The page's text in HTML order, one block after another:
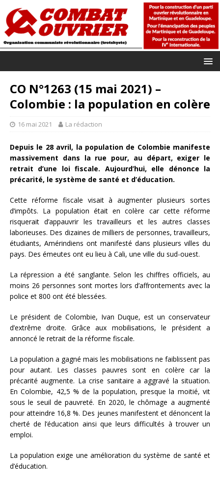
CO N°1263 (15 mai 2021) –
Colombie : la population en colère
16 mai 2021 La rédaction
Depuis le 28 avril, la population de Colombie manifeste
massivement dans la rue pour, au départ, exiger le
retrait d’une loi fiscale. Aujourd’hui, elle dénonce la
précarité, le système de santé et d’éducation.
Cette réforme fiscale visait à augmenter plusieurs sortes
d’impôts. La population était en colère car cette réforme
risquerait d’appauvrir les travailleurs et les autres classes
laborieuses. Des dizaines de milliers de personnes, travailleurs,
étudiants, Amérindiens ont manifesté dans plusieurs villes du
pays. Des émeutes ont eu lieu à Cali, une ville du sud-ouest.
La répression a été sanglante. Selon les chiffres officiels, au
moins 26 personnes sont mortes lors d’affrontements avec la
police et 800 ont été blessées.
Le président de Colombie, Ivan Duque, est un conservateur
d’extrême droite. Grâce aux mobilisations, le président a
annoncé le retrait de la réforme fiscale.
La population a gagné mais les mobilisations ne faiblissent pas
pour autant. Les classes pauvres sont en colère car la
précarité augmente. La crise sanitaire a aggravé la situation.
En Colombie, 42,5 % de la population, presque la moitié, vit
sous le seuil de pauvreté. En 2020, le chômage a augmenté
pour atteindre 16,8 %. Des jeunes manifestent et dénoncent la
cherté de l’éducation ainsi que leurs difficultés à trouver un
emploi.
La population exige une amélioration du système de santé et
d’éducation.